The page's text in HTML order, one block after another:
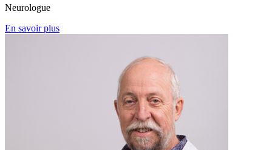
Neurologue
En savoir plus